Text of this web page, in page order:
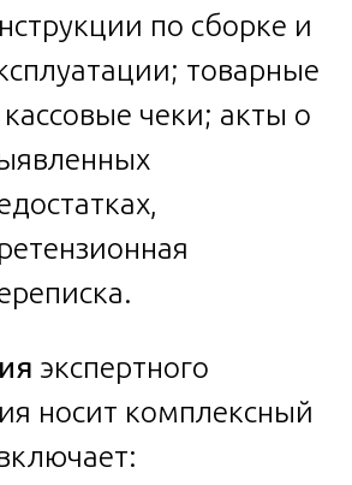
по сборке и
товарные
чеки; акты о
экспертного
носит комплексный